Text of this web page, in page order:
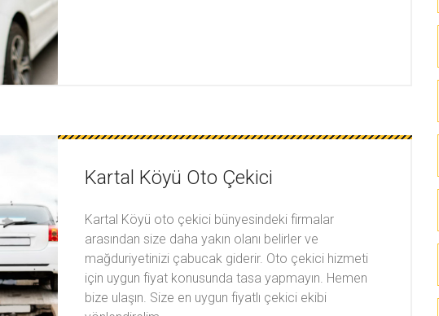
Kartal Köyü Oto Çekici
Kartal Köyü oto çekici bünyesindeki firmalar
arasından size daha yakın olanı belirler ve
mağduriyetinizi çabucak giderir. Oto çekici hizmeti
için uygun fiyat konusunda tasa yapmayın. Hemen
bize ulaşın. Size en uygun fiyatlı çekici ekibi